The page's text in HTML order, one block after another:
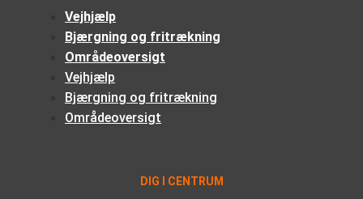
Vejhjælp
Bjærgning og fritrækning
Områdeoversigt
Vejhjælp
Bjærgning og fritrækning
Områdeoversigt
DIG I CENTRUM